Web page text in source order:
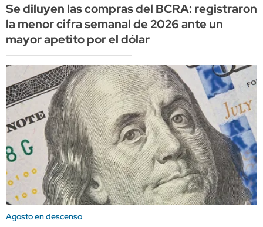
Se diluyen las compras del BCRA: registraron
la menor cifra semanal de 2026 ante un
mayor apetito por el dólar
Agosto en descenso